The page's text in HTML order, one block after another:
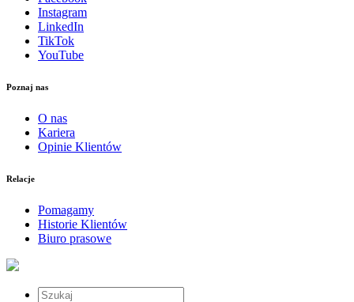
Instagram
LinkedIn
TikTok
YouTube
Poznaj nas
O nas
Kariera
Opinie Klientów
Relacje
Pomagamy
Historie Klientów
Biuro prasowe